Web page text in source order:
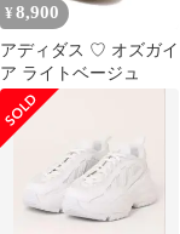
¥ 8,900
アディダス ♡ オズガイ
ア ライトベージュ